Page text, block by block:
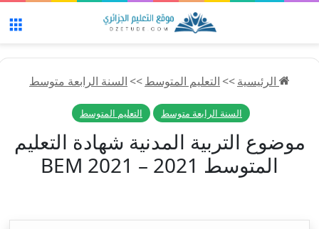
الرئيسية>>التعليم المتوسط>>السنة الرابعة متوسط
السنة الرابعة متوسط التعليم المتوسط
موضوع التربية المدنية شهادة التعليم
المتوسط 2021 – BEM 2021